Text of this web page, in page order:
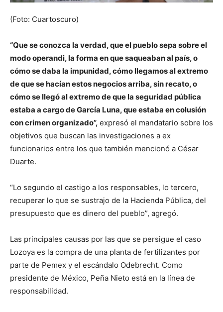
(Foto: Cuartoscuro)
“Que se conozca la verdad, que el pueblo sepa sobre el
modo operandi, la forma en que saqueaban al país, o
cómo se daba la impunidad, cómo llegamos al extremo
de que se hacían estos negocios arriba, sin recato, o
cómo se llegó al extremo de que la seguridad pública
estaba a cargo de García Luna, que estaba en colusión
con crimen organizado”, expresó el mandatario sobre los
objetivos que buscan las investigaciones a ex
funcionarios entre los que también mencionó a César
Duarte.
“Lo segundo el castigo a los responsables, lo tercero,
recuperar lo que se sustrajo de la Hacienda Pública, del
presupuesto que es dinero del pueblo”, agregó.
Las principales causas por las que se persigue el caso
Lozoya es la compra de una planta de fertilizantes por
parte de Pemex y el escándalo Odebrecht. Como
presidente de México, Peña Nieto está en la línea de
responsabilidad.